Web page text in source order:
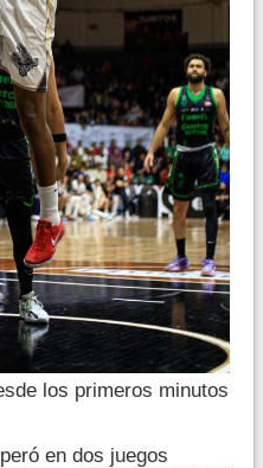
los primeros minutos
en dos juegos